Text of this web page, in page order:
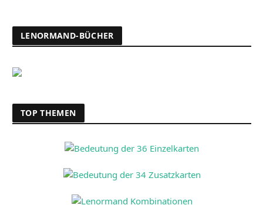
LENORMAND-BÜCHER
TOP THEMEN